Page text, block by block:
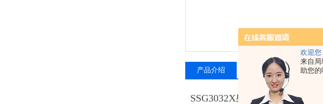
欢迎您
来自
助您的
产品介绍 相关产品 留言
SSG3032X射频信号源